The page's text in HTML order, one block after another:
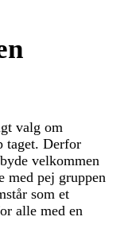
valg om
taget. Derfor
velkommen
med pej gruppen
som et
alle med en